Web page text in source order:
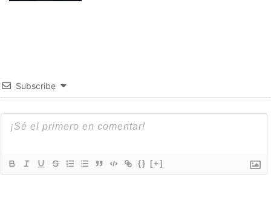
Subscribe
{} [+]